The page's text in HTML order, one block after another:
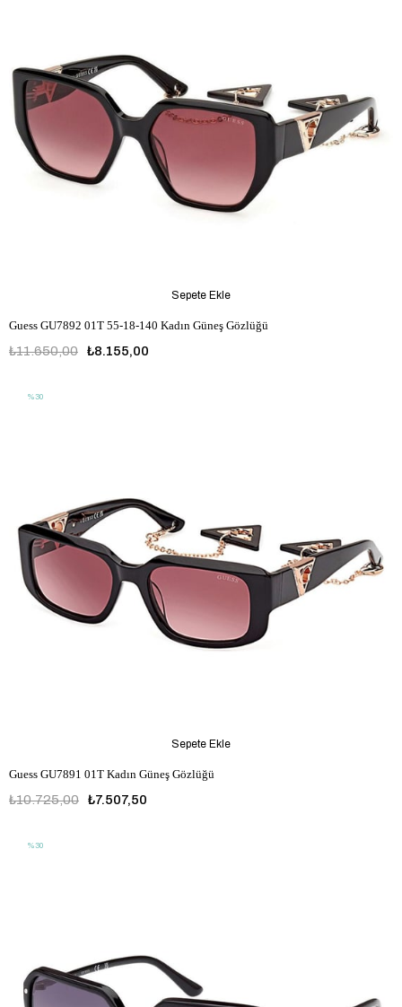
Guess GU7892 01T 55-18-140 Kadın Güneş Gözlüğü
₺8.155,00
₺11.650,00
Sepete Ekle
Guess GU7891 01T Kadın Güneş Gözlüğü
₺7.507,50
₺10.725,00
Sepete Ekle
%30
%30